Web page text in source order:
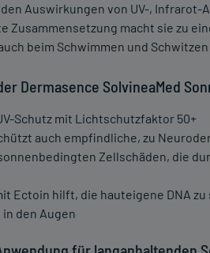
Auswirkungen von UV-,
Zusammensetzung macht sie zu
beim Schwimmen und
Dermasence SolvineaMed
Schutz mit Lichtschutzfaktor 50+
auch empfindliche, zu
Zellschäden, die
Ectoin hilft, die hauteigene DNA zu
den Augen